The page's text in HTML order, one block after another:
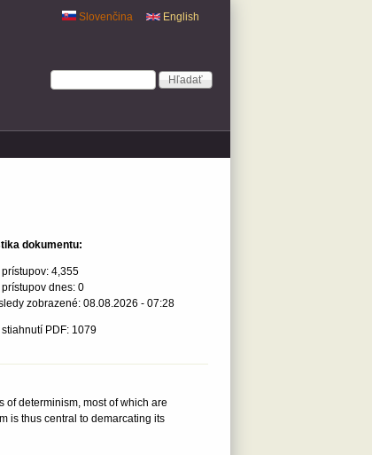
English
Slovenčina
Vyhľadávanie
Hľadať
dokumentu:
prístupov: 4,355
prístupov dnes: 0
zobrazené: 08.08.2026 - 07:28
stiahnutí PDF: 1079
of determinism, most of which are
is thus central to demarcating its